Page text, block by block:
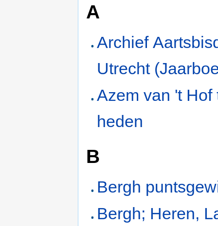
A
Archief
Utrecht
Azem van 't Hof
heden
B
Bergh
Bergh; Heren,